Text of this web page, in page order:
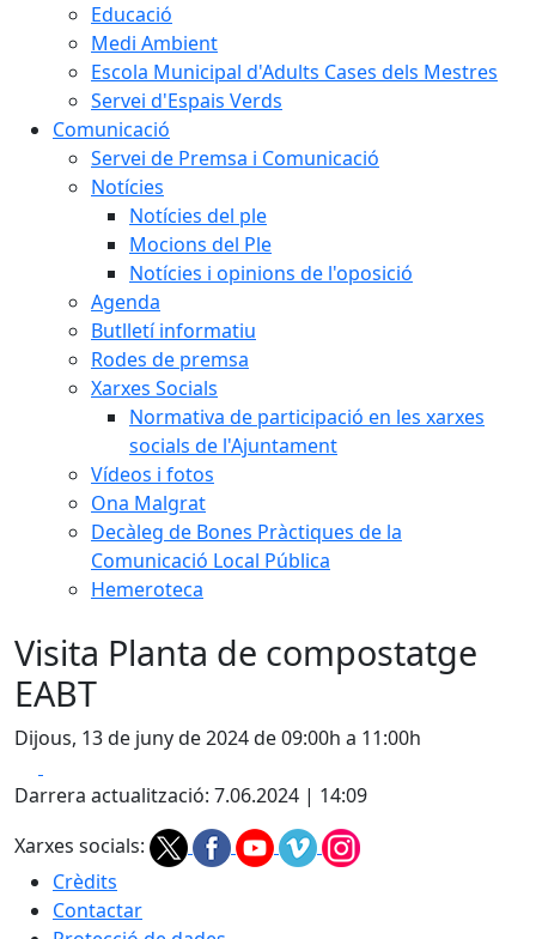
Educació
Medi Ambient
Escola Municipal d'Adults Cases dels Mestres
Servei d'Espais Verds
Comunicació
Servei de Premsa i Comunicació
Notícies
Notícies del ple
Mocions del Ple
Notícies i opinions de l'oposició
Agenda
Butlletí informatiu
Rodes de premsa
Xarxes Socials
Normativa de participació en les xarxes
socials de l'Ajuntament
Vídeos i fotos
Ona Malgrat
Decàleg de Bones Pràctiques de la
Comunicació Local Pública
Hemeroteca
Visita Planta de compostatge
EABT
Dijous, 13 de juny de 2024 de 09:00h a 11:00h
Darrera actualització: 7.06.2024 | 14:09
Xarxes socials:
Crèdits
Contactar